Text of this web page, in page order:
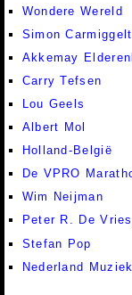
Wondere Wereld
Simon
Akkemay
Carry Tefsen
Lou Geels
Albert Mol
Holland-België
De VPRO
Wim Neijman
Peter R. De
Stefan Pop
Nederland